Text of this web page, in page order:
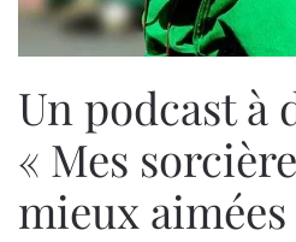
Un podcast à
« Mes
mieux aimées